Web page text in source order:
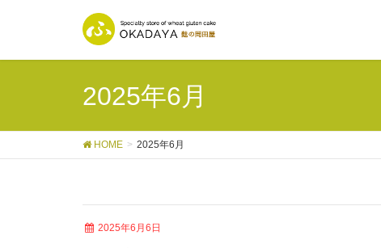
2025年6月
HOME 2025年6月
2025年6月6日